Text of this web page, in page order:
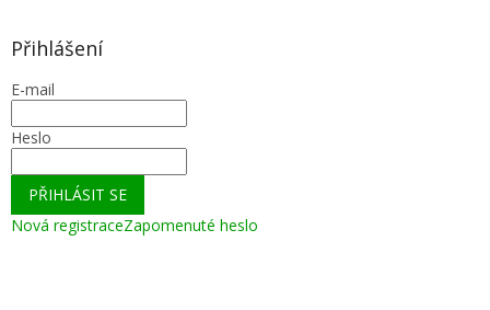
Přihlášení
E-mail
Heslo
PŘIHLÁSIT SE
Nová registraceZapomenuté heslo